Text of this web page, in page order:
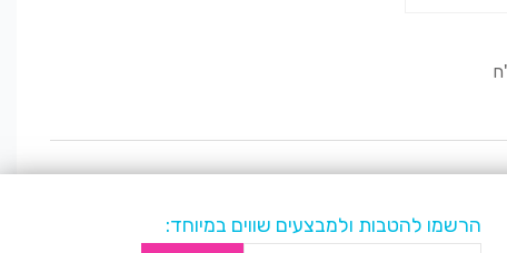
הרשמו להטבות ולמבצעים שווים במיוחד: